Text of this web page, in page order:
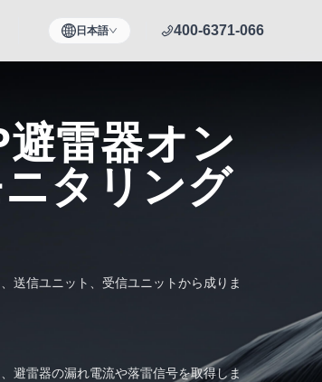
日本語 400-6371-066
雷器オン
タリング
送信ユニット、受信ユニットから成りま
避雷器の漏れ電流や落雷信号を取得しま